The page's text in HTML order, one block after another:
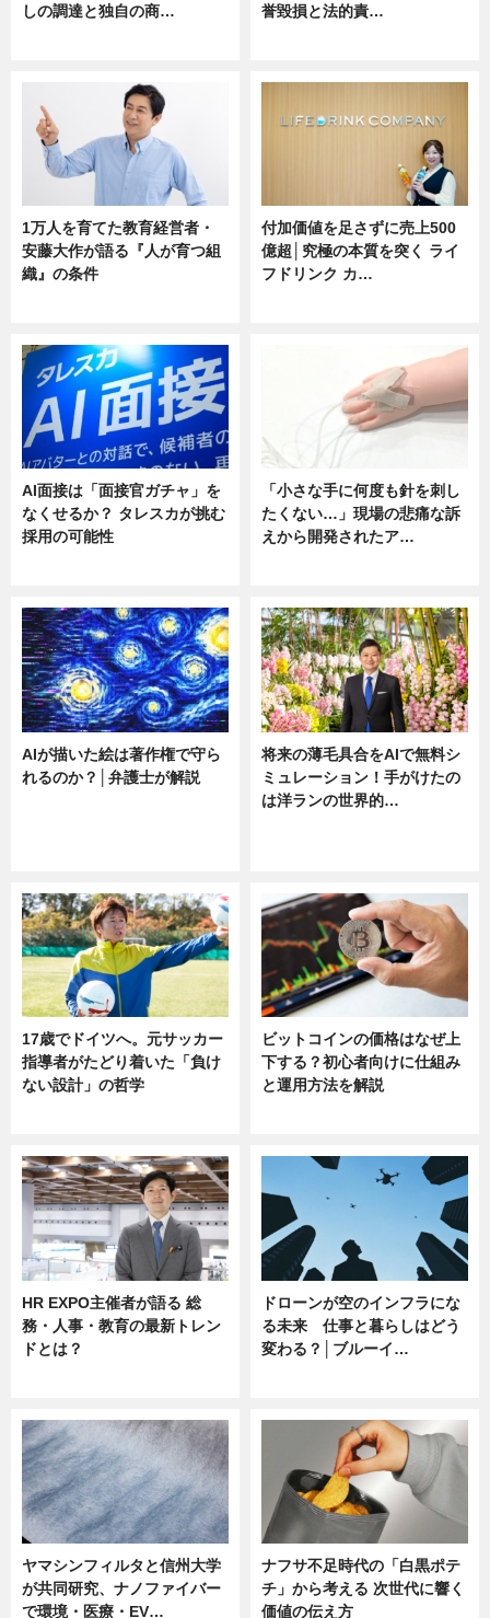
しの調達と独自の商…
誉毀損と法的責…
1万人を育てた教育経営者・
安藤大作が語る『人が育つ組
織』の条件
付加価値を足さずに売上500
億超│究極の本質を突く ライ
フドリンク カ…
AI面接は「面接官ガチャ」を
なくせるか？ タレスカが挑む
採用の可能性
「小さな手に何度も針を刺し
たくない…」現場の悲痛な訴
えから開発されたア…
AIが描いた絵は著作権で守ら
れるのか？│弁護士が解説
将来の薄毛具合をAIで無料シ
ミュレーション！手がけたの
は洋ランの世界的…
17歳でドイツへ。元サッカー
指導者がたどり着いた「負け
ない設計」の哲学
ビットコインの価格はなぜ上
下する？初心者向けに仕組み
と運用方法を解説
HR EXPO主催者が語る 総
務・人事・教育の最新トレン
ドとは？
ドローンが空のインフラにな
る未来 仕事と暮らしはどう
変わる？│ブルーイ…
ヤマシンフィルタと信州大学
が共同研究、ナノファイバー
で環境・医療・EV…
ナフサ不足時代の「白黒ポテ
チ」から考える 次世代に響く
価値の伝え方